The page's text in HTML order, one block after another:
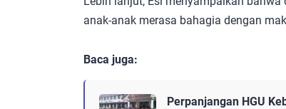
anak-anak merasa bahagia dengan
Baca juga:
Perpanjangan HGU